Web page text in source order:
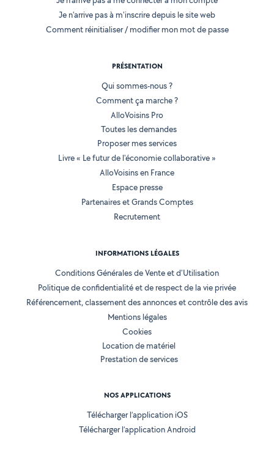
Je n'arrive pas à m'inscrire depuis le site web
Comment réinitialiser / modifier mon mot de passe
PRÉSENTATION
Qui sommes-nous ?
Comment ça marche ?
AlloVoisins Pro
Toutes les demandes
Proposer mes services
Livre « Le futur de l'économie collaborative »
AlloVoisins en France
Espace presse
Partenaires et Grands Comptes
Recrutement
INFORMATIONS LÉGALES
Conditions Générales de Vente et d'Utilisation
Politique de confidentialité et de respect de la vie privée
Référencement, classement des annonces et contrôle des avis
Mentions légales
Cookies
Location de matériel
Prestation de services
NOS APPLICATIONS
Télécharger l’application iOS
Télécharger l’application Android